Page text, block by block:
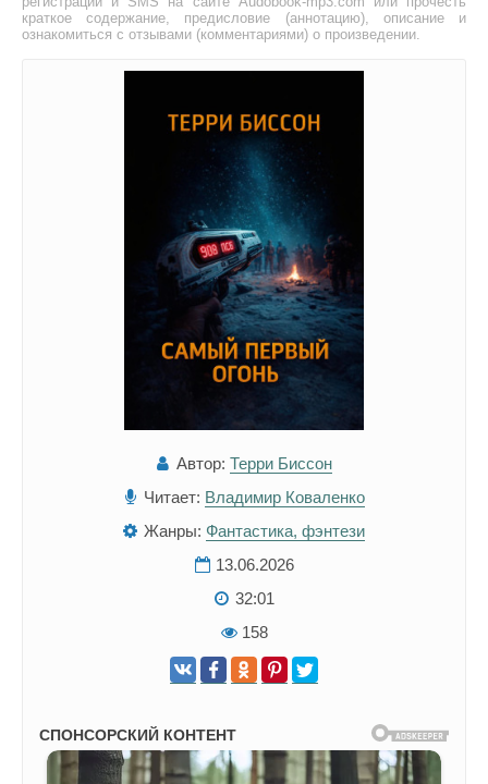
краткое содержание, предисловие (аннотацию), описание и
ознакомиться с отзывами (комментариями) о произведении.
Автор: Терри Биссон
Читает: Владимир Коваленко
Жанры: Фантастика, фэнтези
13.06.2026
32:01
158